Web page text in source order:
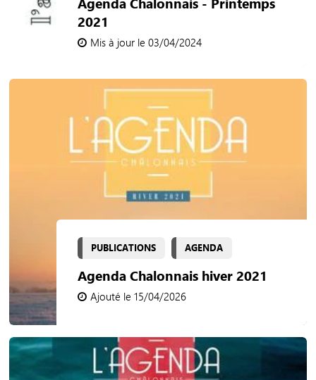
2021
Mis à jour le 03/04/2024
PUBLICATIONS AGENDA
Agenda Chalonnais hiver 2021
Ajouté le 15/04/2026